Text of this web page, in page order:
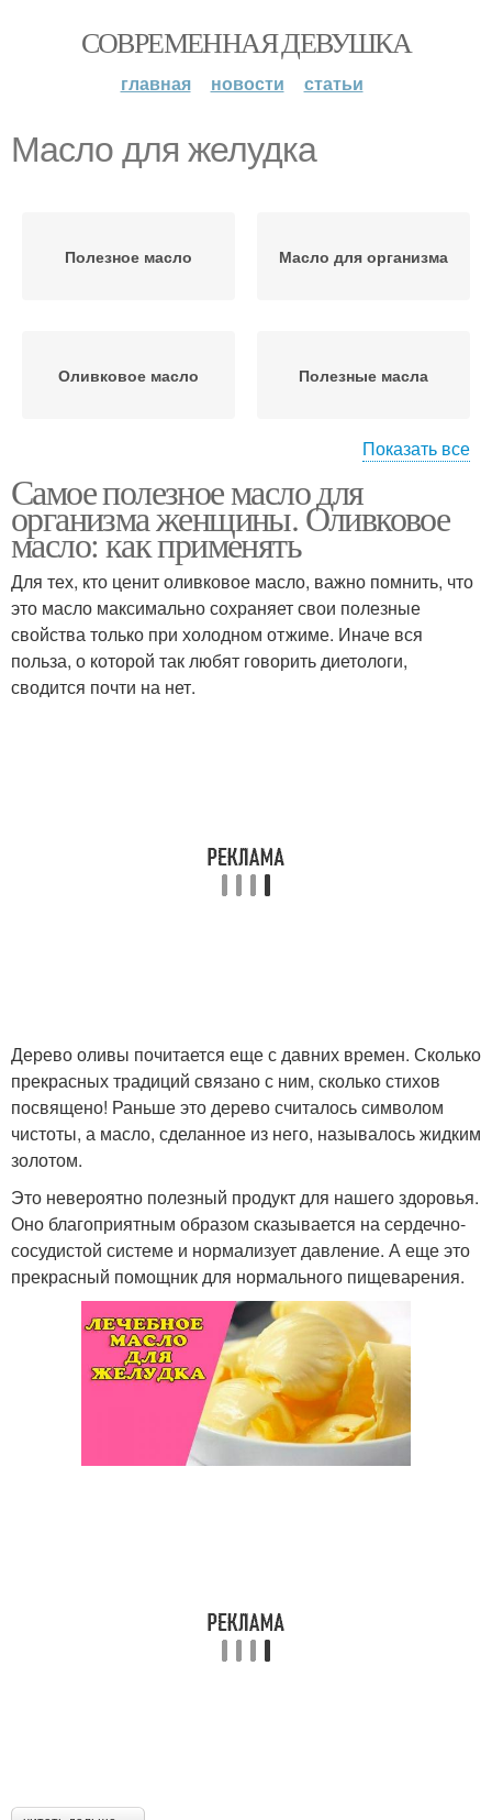
СОВРЕМЕННАЯ ДЕВУШКА
главная новости статьи
Масло для желудка
Полезное масло Масло для организма
Оливковое масло Полезные масла
Масла для желудка Лечебное масло
Показать все
Самое полезное масло для
организма женщины. Оливковое
масло: как применять
Для тех, кто ценит оливковое масло, важно помнить, что
это масло максимально сохраняет свои полезные
свойства только при холодном отжиме. Иначе вся
польза, о которой так любят говорить диетологи,
сводится почти на нет.
Дерево оливы почитается еще с давних времен. Сколько
прекрасных традиций связано с ним, сколько стихов
посвящено! Раньше это дерево считалось символом
чистоты, а масло, сделанное из него, называлось жидким
золотом.
Это невероятно полезный продукт для нашего здоровья.
Оно благоприятным образом сказывается на сердечно-
сосудистой системе и нормализует давление. А еще это
прекрасный помощник для нормального пищеварения.